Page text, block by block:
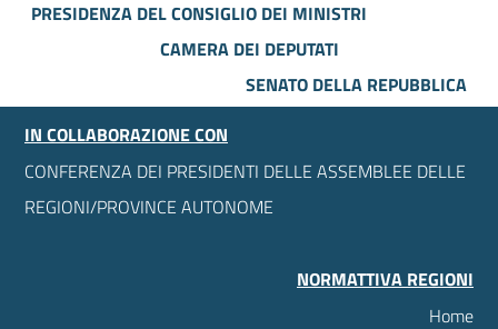
PRESIDENZA DEL CONSIGLIO DEI MINISTRI
CAMERA DEI DEPUTATI
SENATO DELLA REPUBBLICA
IN COLLABORAZIONE CON
CONFERENZA DEI PRESIDENTI DELLE ASSEMBLEE DELLE
REGIONI/PROVINCE AUTONOME
NORMATTIVA REGIONI
Home